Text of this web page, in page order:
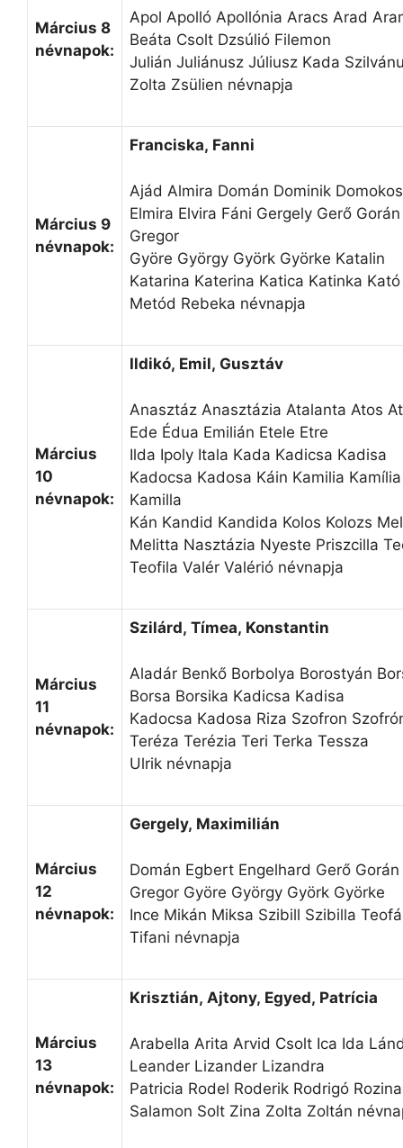
Március 8
névnapok:
Apol Apolló Apollónia Aracs Arad
Beáta Csolt Dzsúlió Filemon
Julián Juliánusz Júliusz Kada
Zolta Zsülien névnapja
Március 9
névnapok:
Franciska, Fanni
Ajád Almira Domán Dominik Domokos
Elmira Elvira Fáni Gergely Gerő Gorán
Gregor
Györe György Györk Györke Katalin
Katarina Katerina Katica Katinka
Metód Rebeka névnapja
Március
10
névnapok:
Ildikó, Emil, Gusztáv
Anasztáz Anasztázia Atalanta Atos
Ede Édua Emilián Etele Etre
Ilda Ipoly Itala Kada Kadicsa Kadisa
Kadocsa Kadosa Káin Kamilia Kamília
Kamilla
Kán Kandid Kandida Kolos Kolozs
Melitta Nasztázia Nyeste Priszcilla
Teofila Valér Valérió névnapja
Március
11
névnapok:
Szilárd, Tímea, Konstantin
Aladár Benkő Borbolya Borostyán
Borsa Borsika Kadicsa Kadisa
Kadocsa Kadosa Riza Szofron
Teréza Terézia Teri Terka Tessza
Ulrik névnapja
Március
12
névnapok:
Gergely, Maximilián
Domán Egbert Engelhard Gerő Gorán
Gregor Györe György Györk Györke
Ince Mikán Miksa Szibill Szibilla
Tifani névnapja
Március
13
névnapok:
Krisztián, Ajtony, Egyed, Patrícia
Arabella Arita Arvid Csolt Ica Ida
Leander Lizander Lizandra
Patricia Rodel Roderik Rodrigó
Salamon Solt Zina Zolta Zoltán